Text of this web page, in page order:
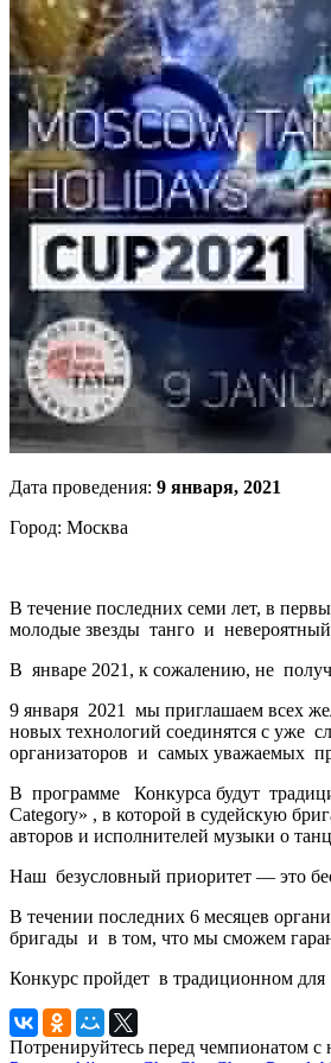
Дата проведения: 9 января, 2021
Город: Москва
В течение последних семи лет, в
молодые звезды танго и невероятный
В январе 2021, к сожалению, не
9 января 2021 мы приглашаем всех
новых технологий соединятся с уже
организаторов и самых уважаемых
В программе Конкурса будут
Category» , в которой в судейскую
авторов и исполнителей музыки о
Наш безусловный приоритет — это
В течении последних 6 месяцев
бригады и в том, что мы сможем
Конкурс пройдет в традиционном
Потренируйтесь перед чемпионатом